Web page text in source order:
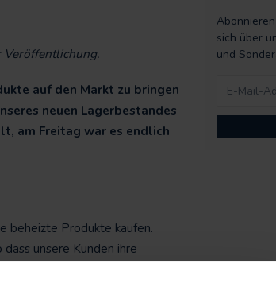
Veröffentlichung.
auf den Markt zu bringen
neuen Lagerbestandes
am Freitag war es endlich
beheizte Produkte kaufen.
unsere Kunden ihre
sich über
und